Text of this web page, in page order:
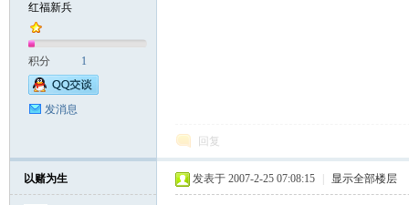
红福新兵
积分 1
发消息
回复
以赌为生 发表于 2007-2-25 07:08:15 显示全部楼层